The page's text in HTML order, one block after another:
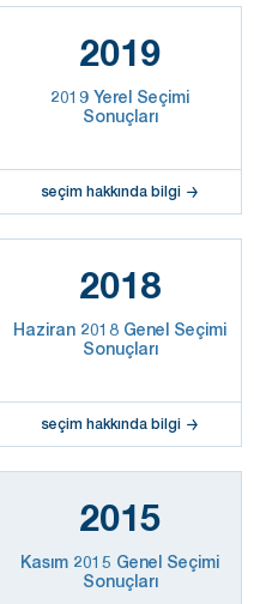
2019
2019 Yerel Seçimi
Sonuçları
seçim hakkında bilgi
2018
Haziran 2018 Genel Seçimi
Sonuçları
seçim hakkında bilgi
2015
Kasım 2015 Genel Seçimi
Sonuçları